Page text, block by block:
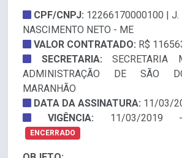
CPF/CNPJ: 12266170000100 | J.
NASCIMENTO NETO - ME
VALOR CONTRATADO: R$
SECRETARIA: SECRETARIA
ADMINISTRAÇÃO DE SÃO
MARANHÃO
DATA DA ASSINATURA: 11/03/
VIGÊNCIA: 11/03/2019
ENCERRADO